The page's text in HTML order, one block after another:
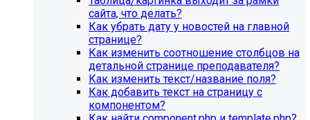
сайта, что делать?
Как убрать дату у новостей на главной
странице?
Как изменить соотношение столбцов на
детальной странице преподавателя?
Как изменить текст/название поля?
Как добавить текст на страницу с
компонентом?